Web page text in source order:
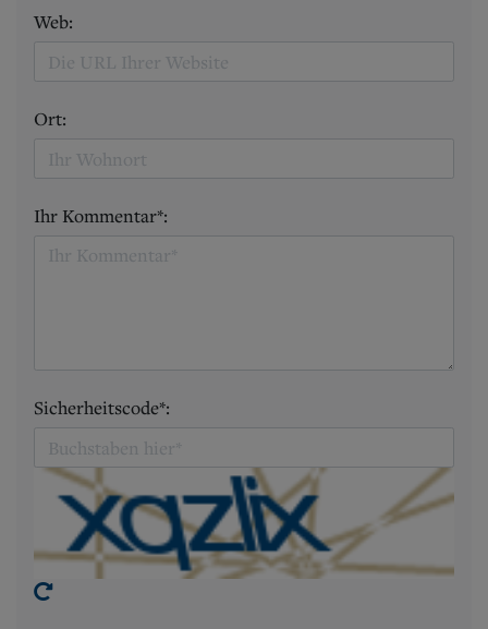
Web:
Ort:
Ihr Kommentar*:
Sicherheitscode*: